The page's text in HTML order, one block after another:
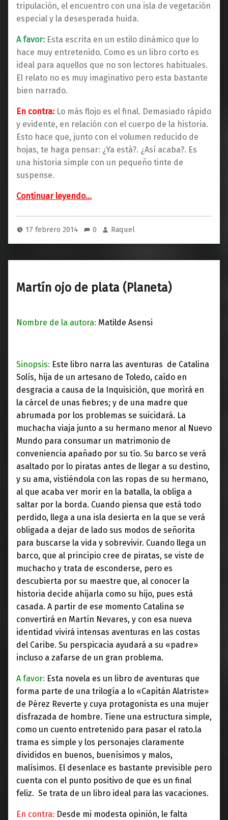
tripulación, el encuentro con una isla de vegetación
especial y la desesperada huida.
A favor: Esta escrita en un estilo dinámico que lo
hace muy entretenido. Como es un libro corto es
ideal para aquellos que no son lectores habituales.
El relato no es muy imaginativo pero esta bastante
bien narrado.
En contra: Lo más flojo es el final. Demasiado rápido
y evidente, en relación con el cuerpo de la historia.
Esto hace que, junto con el volumen reducido de
hojas, te haga pensar: ¿Ya está?. ¿Así acaba?. Es
una historia simple con un pequeño tinte de
suspense.
Continuar leyendo“La Isla de los Cien Ojos (Smashwords)”
…
17 febrero 2014 0 Raquel
Martín ojo de plata (Planeta)
Nombre de la autora: Matilde Asensi
Sinopsis: Este libro narra las aventuras de Catalina
Solís, hija de un artesano de Toledo, caído en
desgracia a causa de la Inquisición, que morirá en
la cárcel de unas fiebres; y de una madre que
abrumada por los problemas se suicidará. La
muchacha viaja junto a su hermano menor al Nuevo
Mundo para consumar un matrimonio de
conveniencia apañado por su tío. Su barco se verá
asaltado por lo piratas antes de llegar a su destino,
y su ama, vistiéndola con las ropas de su hermano,
al que acaba ver morir en la batalla, la obliga a
saltar por la borda. Cuando piensa que está todo
perdido, llega a una isla desierta en la que se verá
obligada a dejar de lado sus modos de señorita
para buscarse la vida y sobrevivir. Cuando llega un
barco, que al principio cree de piratas, se viste de
muchacho y trata de esconderse, pero es
descubierta por su maestre que, al conocer la
historia decide ahijarla como su hijo, pues está
casada. A partir de ese momento Catalina se
convertirá en Martín Nevares, y con esa nueva
identidad vivirá intensas aventuras en las costas
del Caribe. Su perspicacia ayudará a su «padre»
incluso a zafarse de un gran problema.
A favor: Esta novela es un libro de aventuras que
forma parte de una trilogía a lo «Capitán Alatriste»
de Pérez Reverte y cuya protagonista es una mujer
disfrazada de hombre. Tiene una estructura simple,
como un cuento entretenido para pasar el rato.la
trama es simple y los personajes claramente
divididos en buenos, buenísimos y malos,
malísimos. El desenlace es bastante previsible pero
cuenta con el punto positivo de que es un final
feliz. Se trata de un libro ideal para las vacaciones.
En contra: Desde mi modesta opinión, le falta